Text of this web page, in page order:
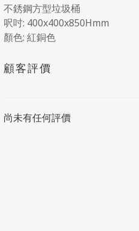
不銹鋼方型垃圾桶
呎吋: 400x400x850Hmm
顏色: 紅銅色
顧客評價
尚未有任何評價